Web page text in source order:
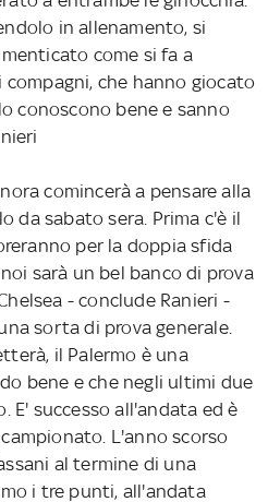
in allenamento, si
come si fa a
compagni, che hanno giocato
conoscono bene e sanno
comincerà a pensare alla
da sabato sera. Prima c'è il
per la doppia sfida
sarà un bel banco di prova
- conclude Ranieri -
sorta di prova generale.
il Palermo è una
bene e che negli ultimi due
successo all'andata ed è
L'anno scorso
al termine di una
i tre punti, all'andata